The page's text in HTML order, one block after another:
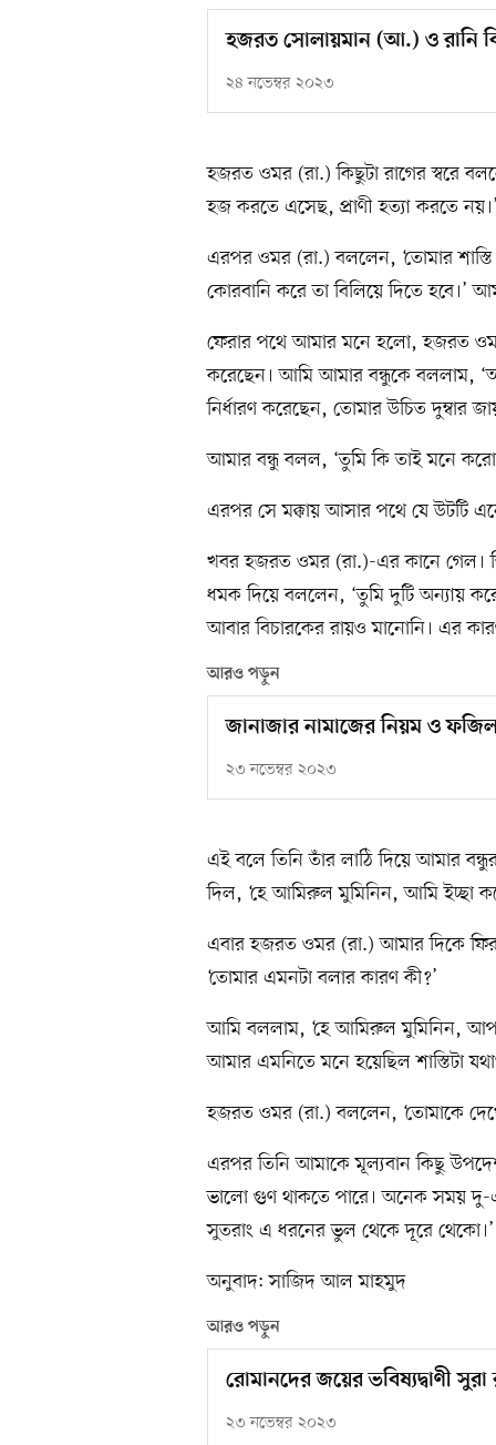
হজরত সোলায়মান (আ.) ও রানি
২৪ নভেম্বর ২০২৩
হজরত ওমর (রা.) কিছুটা রাগের স্বরে
হজ করতে এসেছ, প্রাণী হত্যা করতে নয়।’
এরপর ওমর (রা.) বললেন, ‘তোমার
কোরবানি করে তা বিলিয়ে দিতে হবে।’
ফেরার পথে আমার মনে হলো, হজরত
করেছেন। আমি আমার বন্ধুকে বললাম,
নির্ধারণ করেছেন, তোমার উচিত দুম্বার
আমার বন্ধু বলল, ‘তুমি কি তাই মনে
এরপর সে মক্কায় আসার পথে যে উটটি
খবর হজরত ওমর (রা.)-এর কানে গেল।
ধমক দিয়ে বললেন, ‘তুমি দুটি অন্যায়
আবার বিচারকের রায়ও মানোনি। এর
আরও পড়ুন
জানাজার নামাজের নিয়ম ও
২৩ নভেম্বর ২০২৩
এই বলে তিনি তাঁর লাঠি দিয়ে আমার
দিল, ‘হে আমিরুল মুমিনিন, আমি ইচ্ছা
এবার হজরত ওমর (রা.) আমার দিকে
‘তোমার এমনটা বলার কারণ কী?’
আমি বললাম, ‘হে আমিরুল মুমিনিন,
আমার এমনিতে মনে হয়েছিল শাস্তিটা
হজরত ওমর (রা.) বললেন, ‘তোমাকে
এরপর তিনি আমাকে মূল্যবান কিছু
ভালো গুণ থাকতে পারে। অনেক সময় দু-
সুতরাং এ ধরনের ভুল থেকে দূরে থেকো।’
অনুবাদ: সাজিদ আল মাহমুদ
আরও পড়ুন
রোমানদের জয়ের ভবিষ্যদ্বাণী
২৩ নভেম্বর ২০২৩